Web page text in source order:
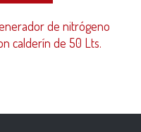
de nitrógeno
calderín de 50 Lts.